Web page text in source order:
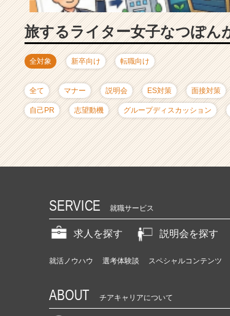
チ
キ
ャ
リ
ア
（C
h
e
e
r）
旅するライター女子なつぽん
全対象 新卒向け 転職向け
全て マナー 説明会 ES対策 面接対策
自己PR 志望動機 グループディスカッション
SERVICE 就職サービス
求人を探す 説明会を探す
就活ノウハウ 選考体験談 スペシャルコンテンツ
ABOUT チアキャリアについて